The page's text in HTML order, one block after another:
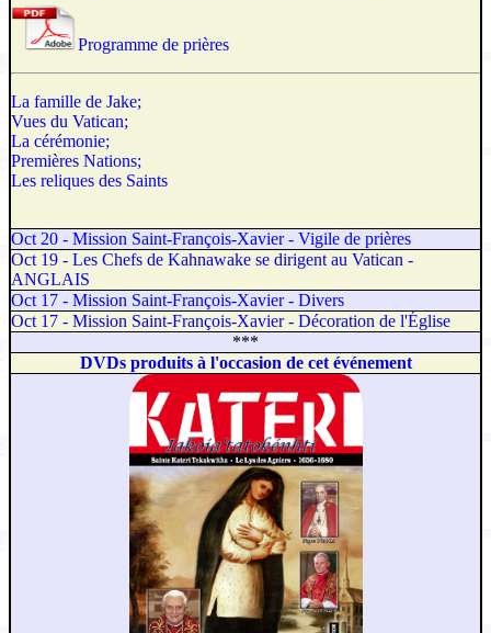
Programme de prières
La famille de Jake;
Vues du Vatican;
La cérémonie;
Premières Nations;
Les reliques des Saints
Oct 20 - Mission Saint-François-Xavier - Vigile de prières
Oct 19 - Les Chefs de Kahnawake se dirigent au Vatican -
ANGLAIS
Oct 17 - Mission Saint-François-Xavier - Divers
Oct 17 - Mission Saint-François-Xavier - Décoration de l'Église
***
DVDs produits à l'occasion de cet événement